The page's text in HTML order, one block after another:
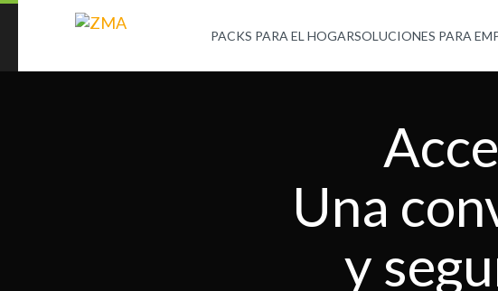
PACKS PARA EL HOGARSOLUCIONES PARA
Una
y